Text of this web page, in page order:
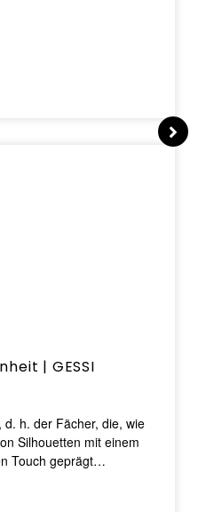
| GESSI
d. h. der Fächer, die, wie
Silhouetten mit einem
Touch geprägt…